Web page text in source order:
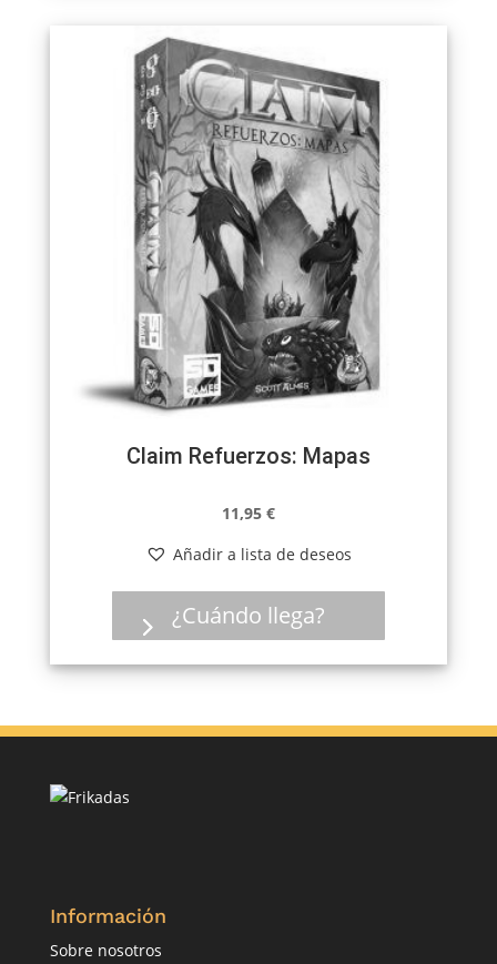
Claim Refuerzos: Mapas
11,95 €
Añadir a lista de deseos
¿Cuándo llega?
Información
Sobre nosotros